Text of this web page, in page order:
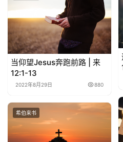
专
题
讲
座
赞
美
敬
拜
当仰望Jesus奔跑前路 | 来
12:1-13
2022年8月29日 880
希伯来书